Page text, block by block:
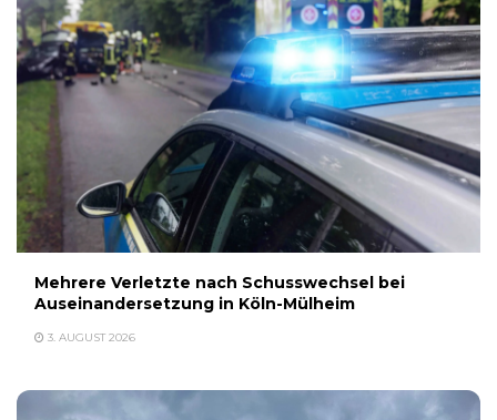
Mehrere Verletzte nach Schusswechsel bei
Auseinandersetzung in Köln-Mülheim
3. AUGUST 2026